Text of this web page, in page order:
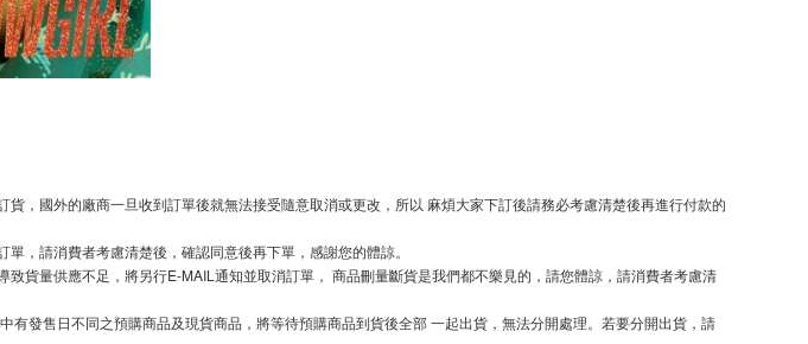
，國外的廠商一旦收到訂單後就無法接受隨意取消或更改，所以 麻煩大家下訂後請務必考慮清楚後再進行付款的
，請消費者考慮清楚後，確認同意後再下單，感謝您的體諒。
貨量供應不足，將另行E-MAIL通知並取消訂單， 商品刪量斷貨是我們都不樂見的，請您體諒，請消費者考慮清
有發售日不同之預購商品及現貨商品，將等待預購商品到貨後全部 一起出貨，無法分開處理。若要分開出貨，請